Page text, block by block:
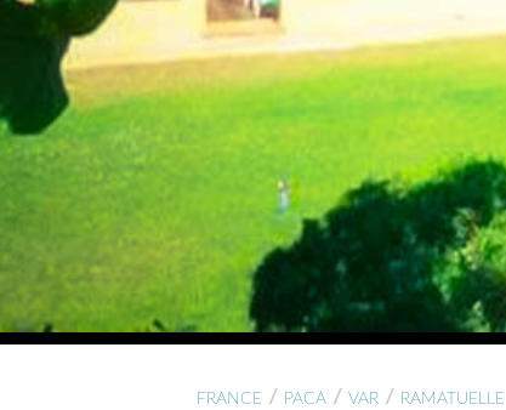
FRANCE / PACA / VAR / RAMATUELLE